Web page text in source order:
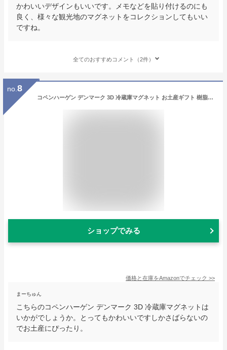
かわいいデザインもいいです。メモなどを貼り付けるのにも
良く、様々な観光地のマグネットをコレクションしてもいい
ですね。
全てのおすすめコメント（2件）
no. 8
コペンハーゲン デンマーク 3D 冷蔵庫マグネット お土産ギフト 樹脂製 ハンドメイド コペンハーゲン 冷蔵庫マグネット ホーム&キッチンデコレーションコレクション
ショップでみる
価格と在庫をAmazonでチェック >>
まーちゅん
こちらのコペンハーゲン デンマーク 3D 冷蔵庫マグネットは
いかがでしょうか。とってもかわいいですしかさばらないの
でお土産にぴったり。